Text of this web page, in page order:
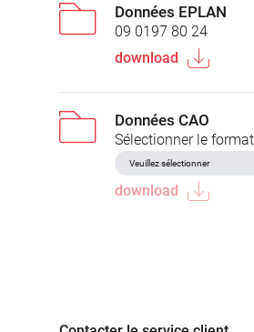
Données EPLAN
09 0197 80 24
download
Données CAO
Sélectionner le
download